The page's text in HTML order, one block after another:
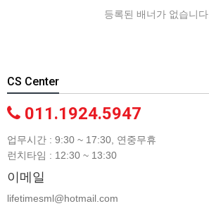
등록된 배너가 없습니다.
CS Center
011.1924.5947
업무시간 : 9:30 ~ 17:30, 연중무휴
런치타임 : 12:30 ~ 13:30
이메일
lifetimesml@hotmail.com